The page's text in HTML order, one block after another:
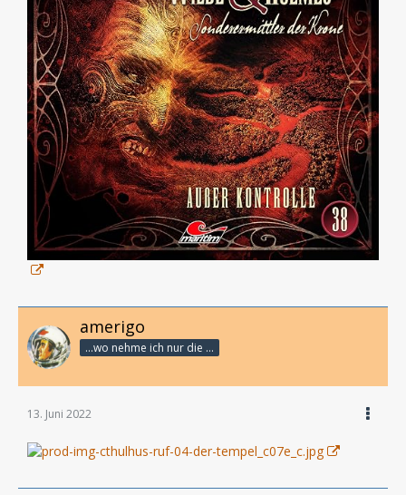
amerigo
...wo nehme ich nur die Zeit her, so vieles nicht zu hören?
13. Juni 2022